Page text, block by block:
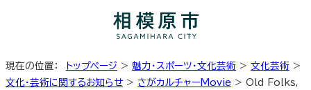
現在の位置： トップページ > 魅力・スポーツ・文化芸術 > 文化芸術 >
文化・芸術に関するお知らせ > さがカルチャーMovie > Old Folks,